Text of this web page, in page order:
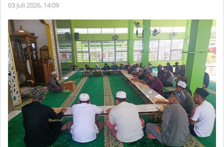
03 Juli 2026, 14:09